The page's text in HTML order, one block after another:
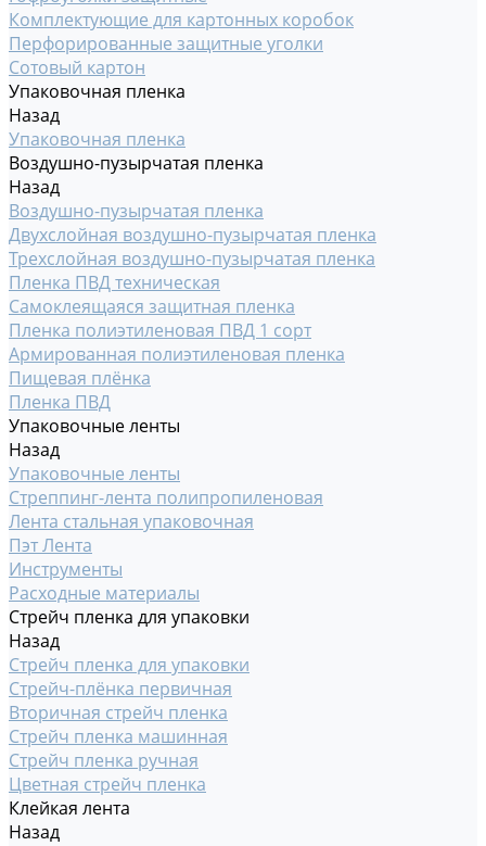
Комплектующие для картонных коробок
Перфорированные защитные уголки
Сотовый картон
Упаковочная пленка
Назад
Упаковочная пленка
Воздушно-пузырчатая пленка
Назад
Воздушно-пузырчатая пленка
Двухслойная воздушно-пузырчатая пленка
Трехслойная воздушно-пузырчатая пленка
Пленка ПВД техническая
Самоклеящаяся защитная пленка
Пленка полиэтиленовая ПВД 1 сорт
Армированная полиэтиленовая пленка
Пищевая плёнка
Пленка ПВД
Упаковочные ленты
Назад
Упаковочные ленты
Стреппинг-лента полипропиленовая
Лента стальная упаковочная
Пэт Лента
Инструменты
Расходные материалы
Стрейч пленка для упаковки
Назад
Стрейч пленка для упаковки
Стрейч-плёнка первичная
Вторичная стрейч пленка
Стрейч пленка машинная
Стрейч пленка ручная
Цветная стрейч пленка
Клейкая лента
Назад